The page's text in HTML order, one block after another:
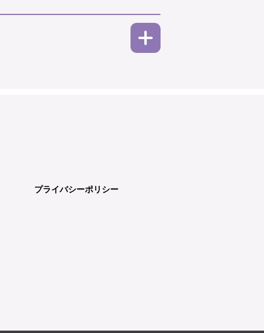
プライバシーポリシー